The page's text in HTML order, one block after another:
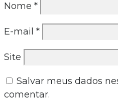
Nome *
E-mail *
Site
Salvar meus dados
comentar.